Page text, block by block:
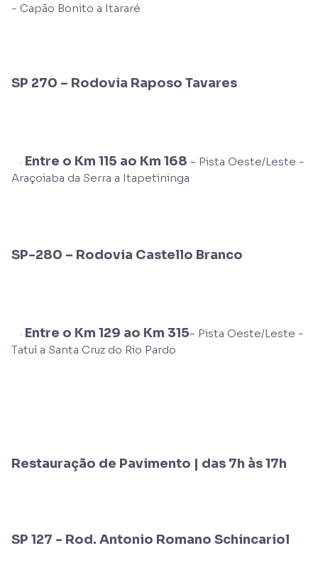
- Capão Bonito a Itararé
SP 270 – Rodovia Raposo Tavares
· Entre o Km 115 ao Km 168 – Pista Oeste/Leste -
Araçoiaba da Serra a Itapetininga
SP-280 – Rodovia Castello Branco
· Entre o Km 129 ao Km 315– Pista Oeste/Leste -
Tatuí a Santa Cruz do Rio Pardo
Restauração de Pavimento | das 7h às 17h
SP 127 - Rod. Antonio Romano Schincariol